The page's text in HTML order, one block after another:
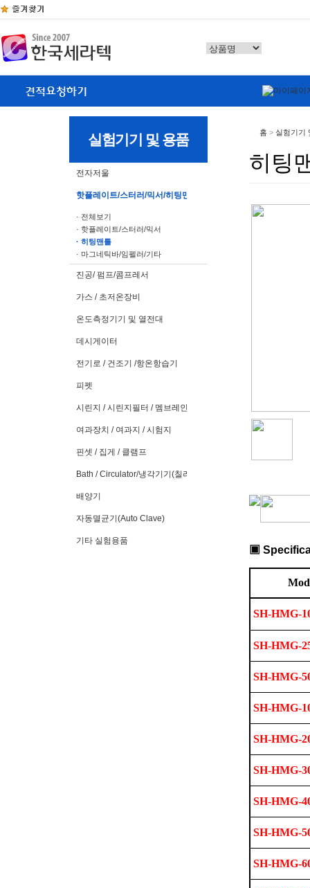
실험기기 및 용품
전자저울
핫플레이트/스터러/믹서/히팅맨틀
· 전체보기
· 핫플레이트/스터러/믹서
· 히팅맨틀
· 마그네틱바/임펠러/기타
진공/ 펌프/콤프레서
가스 / 초저온장비
온도측정기기 및 열전대
데시게이터
전기로 / 건조기 /항온항습기
피펫
시린지 / 시린지필터 / 멤브레인필터
여과장치 / 여과지 / 시험지
핀셋 / 집게 / 클램프
Bath / Circulator/냉각기기(칠러)
배양기
자동멸균기(Auto Clave)
기타 실험용품
홈 > 실험기기
히팅
▣
SH-HMG-
SH-HMG-
SH-HMG-
SH-HMG-
SH-HMG-
SH-HMG-
SH-HMG-
SH-HMG-
SH-HMG-